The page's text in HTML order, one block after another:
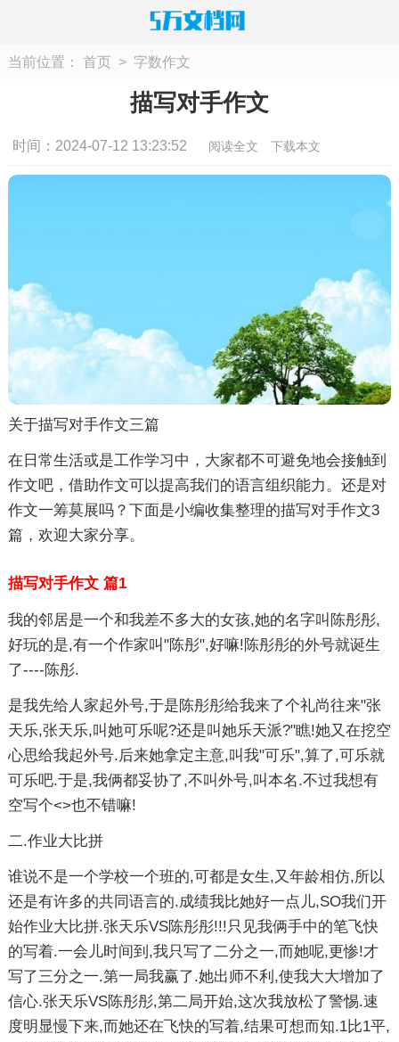
当前位置： 首页 > 字数作文
描写对手作文
时间：2024-07-12 13:23:52 阅读全文 下载本文
关于描写对手作文三篇
在日常生活或是工作学习中，大家都不可避免地会接触到
作文吧，借助作文可以提高我们的语言组织能力。还是对
作文一筹莫展吗？下面是小编收集整理的描写对手作文3
篇，欢迎大家分享。
描写对手作文 篇1
我的邻居是一个和我差不多大的女孩,她的名字叫陈彤彤,
好玩的是,有一个作家叫"陈彤",好嘛!陈彤彤的外号就诞生
了----陈彤.
是我先给人家起外号,于是陈彤彤给我来了个礼尚往来"张
天乐,张天乐,叫她可乐呢?还是叫她乐天派?"瞧!她又在挖空
心思给我起外号.后来她拿定主意,叫我"可乐",算了,可乐就
可乐吧.于是,我俩都妥协了,不叫外号,叫本名.不过我想有
空写个<>也不错嘛!
二.作业大比拼
谁说不是一个学校一个班的,可都是女生,又年龄相仿,所以
还是有许多的共同语言的.成绩我比她好一点儿,SO我们开
始作业大比拼.张天乐VS陈彤彤!!!只见我俩手中的笔飞快
的写着.一会儿时间到,我只写了二分之一,而她呢,更惨!才
写了三分之一.第一局我赢了.她出师不利,使我大大增加了
信心.张天乐VS陈彤彤,第二局开始,这次我放松了警惕.速
度明显慢下来,而她还在飞快的写着,结果可想而知.1比1平,